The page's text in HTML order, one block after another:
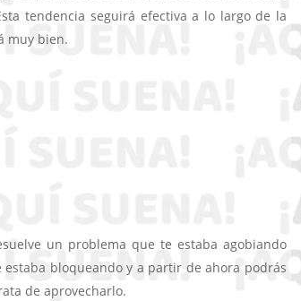
tendencia seguirá efectiva a lo largo de la
muy bien.
un problema que te estaba agobiando
bloqueando y a partir de ahora podrás
de aprovecharlo.